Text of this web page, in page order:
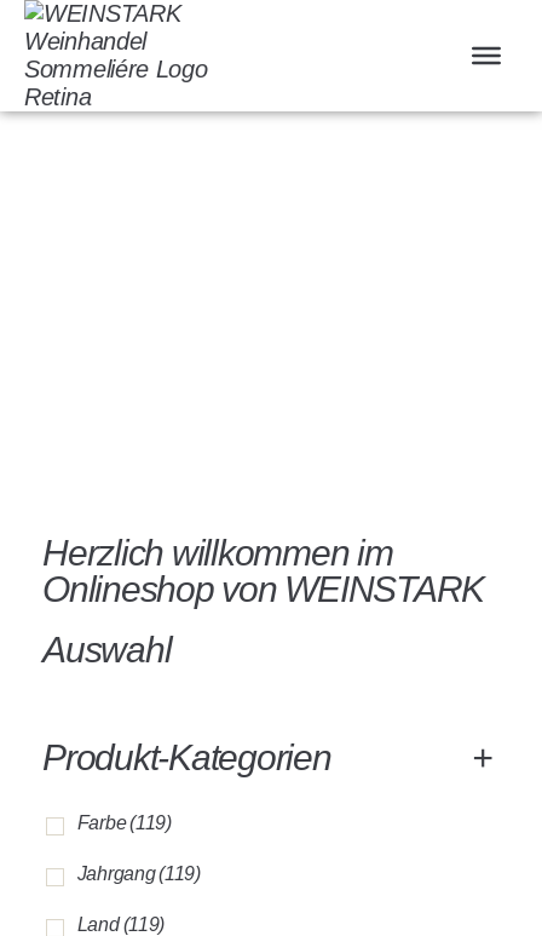
Herzlich willkommen im
Onlineshop von WEINSTARK
Auswahl
Produkt-Kategorien +
Farbe(119)
Jahrgang(119)
Land (119)